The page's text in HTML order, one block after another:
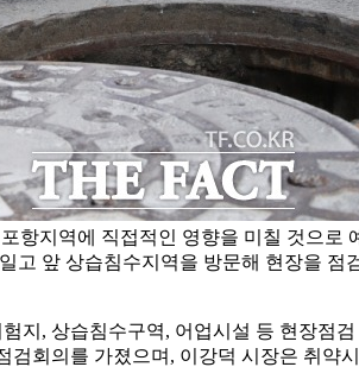
항지역에 직접적인 영향을 미칠 것으로
고 앞 상습침수지역을 방문해 현장을 점
지, 상습침수구역, 어업시설 등 현장점검
검회의를 가졌으며, 이강덕 시장은 취약